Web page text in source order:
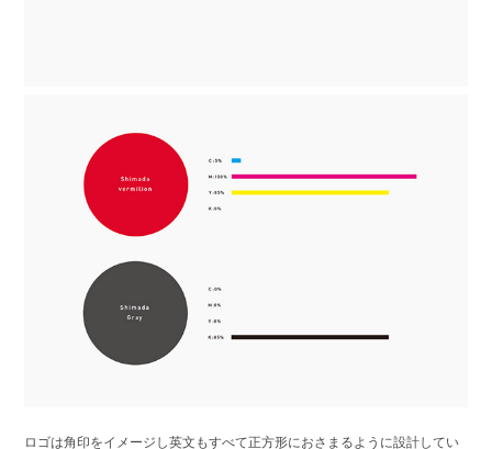
ロゴは角印をイメージし英文もすべて正方形におさまるように設計してい